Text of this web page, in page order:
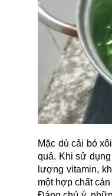
Mặc dù cải bó
quả. Khi sử
lượng vitamin,
một hợp chất